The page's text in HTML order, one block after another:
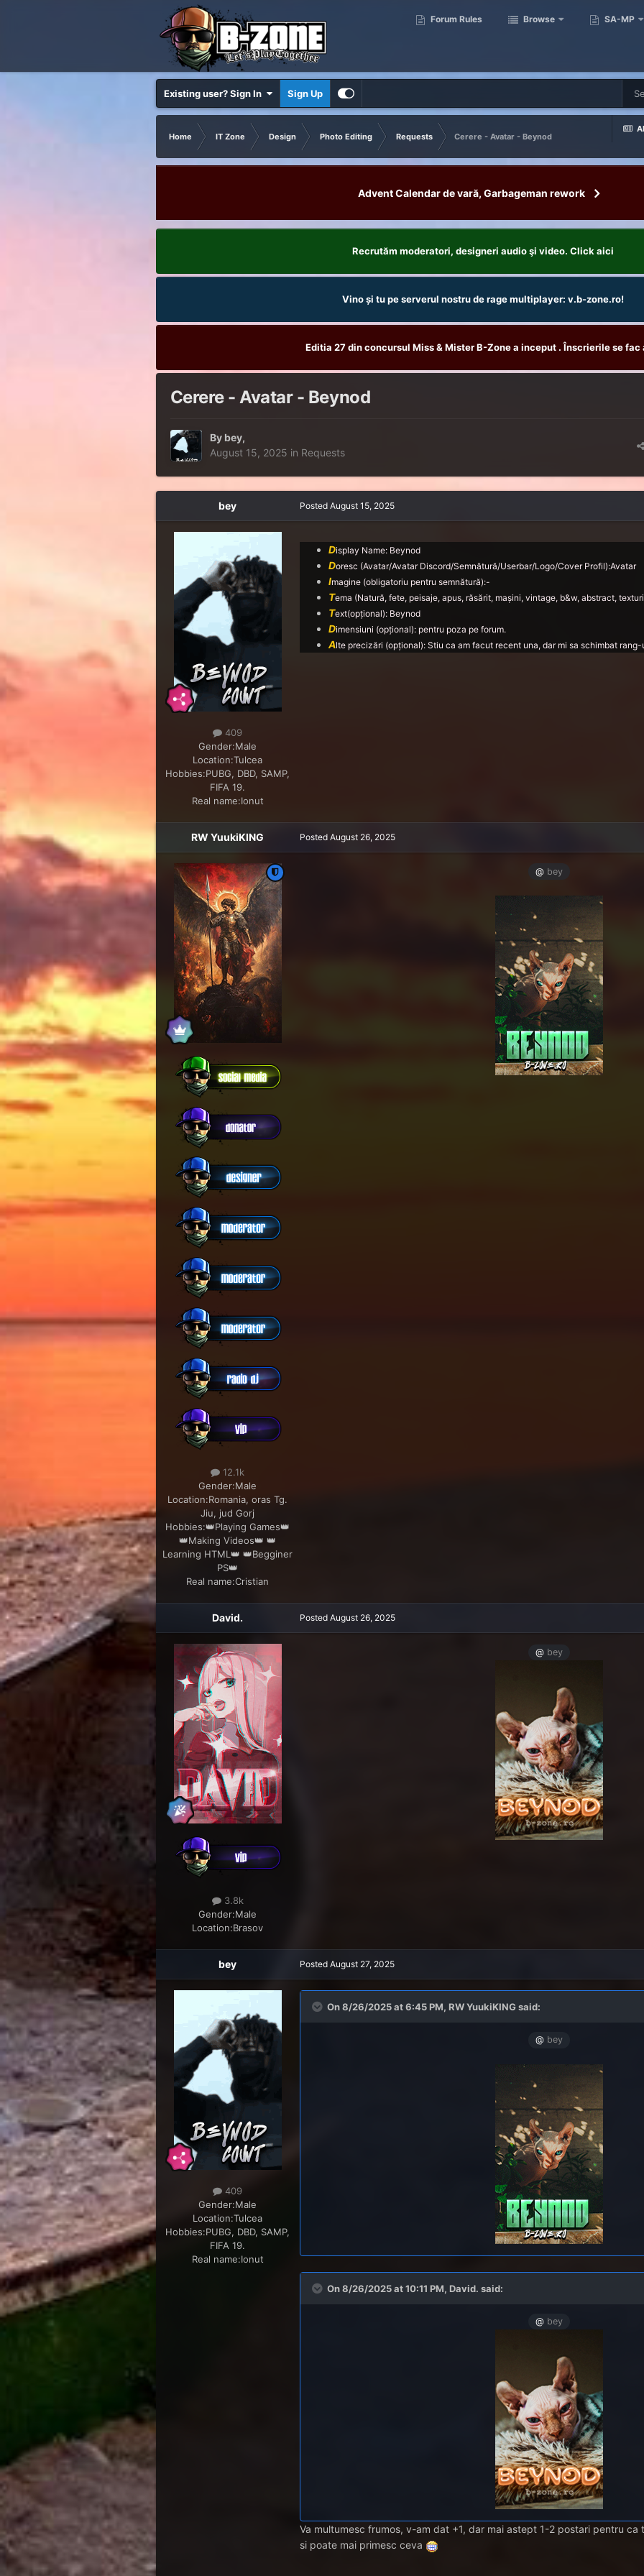
Forum Rules Browse SA-MP
Existing user? Sign In Sign Up
Home IT Zone Design Photo Editing Requests Cerere - Avatar - Beynod
Advent Calendar de vară, Garbageman rework
Recrutăm moderatori, designeri audio şi video. Click aici
Vino și tu pe serverul nostru de rage multiplayer: v.b-zone.ro!
Editia 27 din concursul Miss & Mister B-Zone a inceput . Înscrierile se fac
Cerere - Avatar - Beynod
By bey,
August 15, 2025 in Requests
bey
409
Gender:Male
Location:Tulcea
Hobbies:PUBG, DBD, SAMP,
FIFA 19.
Real name:Ionut
Posted August 15, 2025
Display Name: Beynod
Doresc (Avatar/Avatar Discord/Semnătură/Userbar/Logo/Cover Profil):Avatar
Imagine (obligatoriu pentru semnătură):-
Tema (Natură, fete, peisaje, apus, răsărit, mașini, vintage, b&w, abstract,
Text(opțional): Beynod
Dimensiuni (opțional): pentru poza pe forum.
Alte precizări (opțional): Stiu ca am facut recent una, dar mi sa schimbat
RW YuukiKING
12.1k
Gender:Male
Location:Romania, oras Tg.
Jiu, jud Gorj
Hobbies:👑Playing Games👑
👑Making Videos👑 👑
Learning HTML👑 👑Begginer
PS👑
Real name:Cristian
Posted August 26, 2025
@ bey
David.
3.8k
Gender:Male
Location:Brasov
Posted August 26, 2025
@ bey
bey
409
Gender:Male
Location:Tulcea
Hobbies:PUBG, DBD, SAMP,
FIFA 19.
Real name:Ionut
Posted August 27, 2025
On 8/26/2025 at 6:45 PM, RW YuukiKINGsaid:
@ bey
On 8/26/2025 at 10:11 PM, David. said:
@ bey
Va multumesc frumos, v-am dat +1, dar mai astept 1-2 postari pentru ca
si poate mai primesc ceva